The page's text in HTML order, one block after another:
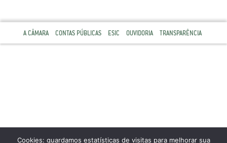
A CÂMARA CONTAS PÚBLICAS ESIC OUVIDORIA TRANSPARÊNCIA
Cookies: guardamos estatísticas de visitas para melhorar sua